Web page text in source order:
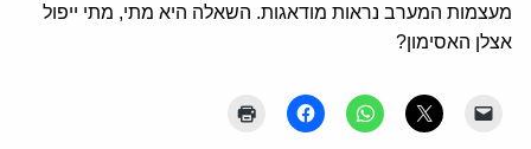
מעצמות המערב נראות מודאגות. השאלה היא מתי, מתי ייפול
אצלן האסימון?